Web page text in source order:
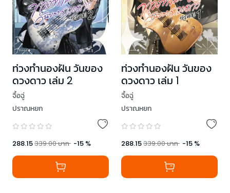
ท่วงทำนองฝัน วันของ
ดวงดาว เล่ม 2
จื้อฉู่
ปราณหยก
288.15339.00บาท -15 %
ท่วงทำนองฝัน วันของ
ดวงดาว เล่ม 1
จื้อฉู่
ปราณหยก
288.15339.00บาท -15 %